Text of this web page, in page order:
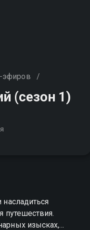
эфиров /
(сезон 1)
путешествия.
изысках,